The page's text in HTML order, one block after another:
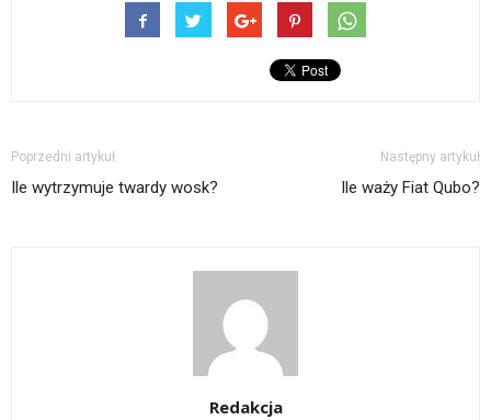
Poprzedni artykuł
Ile wytrzymuje twardy wosk?
Następny artykuł
Ile waży Fiat Qubo?
Redakcja